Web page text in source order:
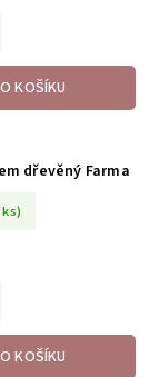
KOŠÍKU
dřevěný Farma
KOŠÍKU